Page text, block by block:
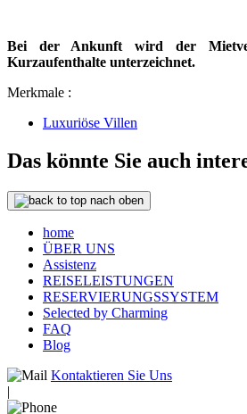
Bei der Ankunft wird der
Kurzaufenthalte unterzeichnet.
Merkmale :
Luxuriöse Villen
Das könnte Sie auch
nach oben
home
ÜBER UNS
Assistenz
REISELEISTUNGEN
RESERVIERUNGSSYSTEM
Selected by Charming
FAQ
Blog
Kontaktieren Sie Uns
|